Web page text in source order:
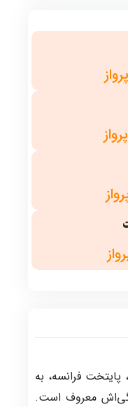
پایتخت فرانسه، به
معروف است.